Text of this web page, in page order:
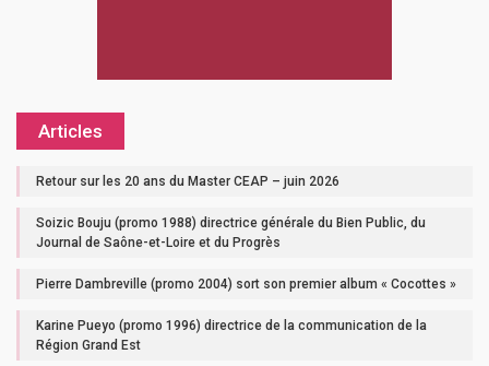
Articles
Retour sur les 20 ans du Master CEAP – juin 2026
Soizic Bouju (promo 1988) directrice générale du Bien Public, du
Journal de Saône-et-Loire et du Progrès
Pierre Dambreville (promo 2004) sort son premier album « Cocottes »
Karine Pueyo (promo 1996) directrice de la communication de la
Région Grand Est